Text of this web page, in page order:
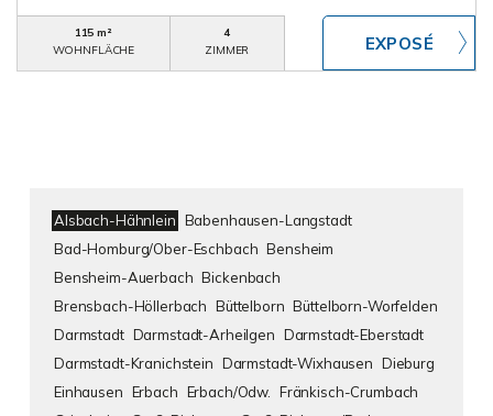
115 m²
WOHNFLÄCHE
4
ZIMMER
Alsbach-Hähnlein Babenhausen-Langstadt
Bad-Homburg/Ober-Eschbach Bensheim
Bensheim-Auerbach Bickenbach
Brensbach-Höllerbach Büttelborn Büttelborn-Worfelden
Darmstadt Darmstadt-Arheilgen Darmstadt-Eberstadt
Darmstadt-Kranichstein Darmstadt-Wixhausen Dieburg
Einhausen Erbach Erbach/Odw.
Fränkisch-Crumbach